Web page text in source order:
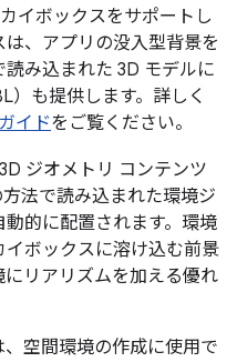
イボックスをサポートし
は、アプリの没入型背景を
み込まれた 3D モデルに
）も提供します。詳しく
イドをご覧ください。
ジオメトリ コンテンツ
法で読み込まれた環境ジ
的に配置されます。環境
ボックスに溶け込む前景
リアリズムを加える優れ
、空間環境の作成に使用で